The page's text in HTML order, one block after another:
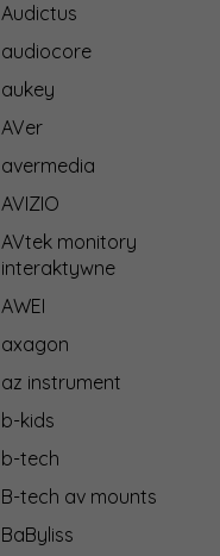
Audictus
audiocore
aukey
AVer
avermedia
AVIZIO
AVtek monitory
interaktywne
AWEI
axagon
az instrument
b-kids
b-tech
B-tech av mounts
BaByliss